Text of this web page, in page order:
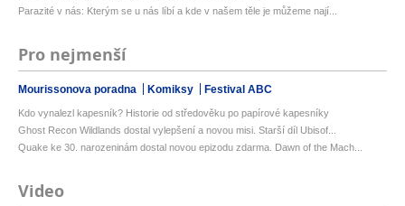
Parazité v nás: Kterým se u nás líbí a kde v našem těle je můžeme nají...
Pro nejmenší
Mourissonova poradna Komiksy Festival ABC
Kdo vynalezl kapesník? Historie od středověku po papírové kapesníky
Ghost Recon Wildlands dostal vylepšení a novou misi. Starší díl Ubisof...
Quake ke 30. narozeninám dostal novou epizodu zdarma. Dawn of the Mach...
Video